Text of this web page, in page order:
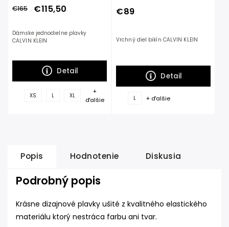
€165 €115,50
Detail
Dámske jednodielne plavky
CALVIN KLEIN
XS L XL
+
ďalšie
€89
Detail
Vrchný diel bikín CALVIN KLEIN
L + ďalšie
Popis Hodnotenie Diskusia
Podrobný popis
Krásne dizajnové plavky ušité z kvalitného elastického
materiálu ktorý nestráca farbu ani tvar.